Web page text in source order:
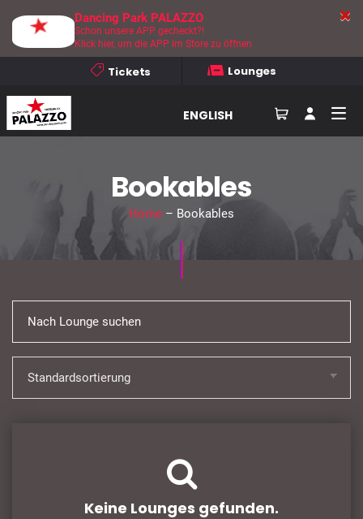
Tickets Lounges
ENGLISH
Bookables
Home– Bookables
Keine Lounges gefunden.
Dancing Park PALAZZO
Schon unsere APP gecheckt?!
Klick hier, um die APP im Store zu öffnen